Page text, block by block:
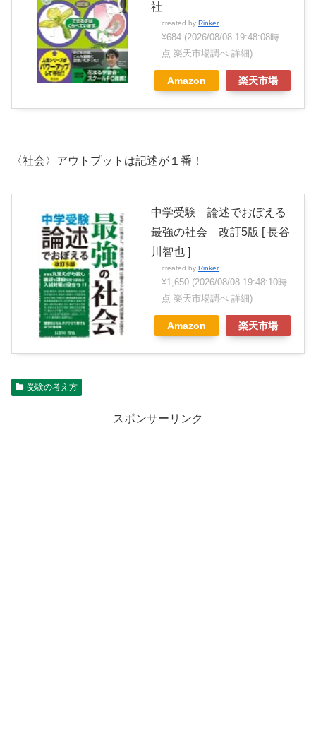
社
created by Rinker
¥684 (2026/08/08 19:48:08時
点 楽天市場調べ-詳細)
Amazon 楽天市場
〈社会〉アウトプットは記述が１番！
中学受験 論述でおぼえる
最強の社会 改訂5版 [ 長谷
川智也 ]
created by Rinker
¥1,650 (2026/08/08 19:48:10時
点 楽天市場調べ-詳細)
Amazon 楽天市場
受験の考え方
スポンサーリンク